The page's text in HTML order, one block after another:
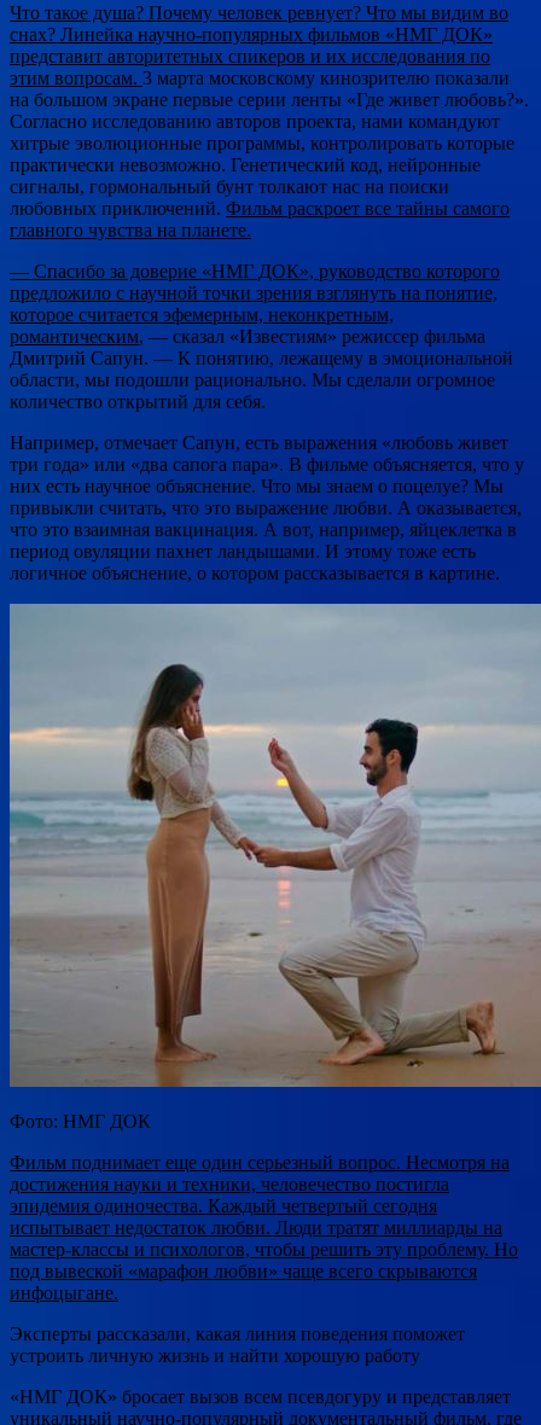
Что такое душа? Почему человек ревнует? Что мы видим во
снах? Линейка научно-популярных фильмов «НМГ ДОК»
представит авторитетных спикеров и их исследования по
этим вопросам. 3 марта московскому кинозрителю показали
на большом экране первые серии ленты «Где живет любовь?».
Согласно исследованию авторов проекта, нами командуют
хитрые эволюционные программы, контролировать которые
практически невозможно. Генетический код, нейронные
сигналы, гормональный бунт толкают нас на поиски
любовных приключений. Фильм раскроет все тайны самого
главного чувства на планете.
— Спасибо за доверие «НМГ ДОК», руководство которого
предложило с научной точки зрения взглянуть на понятие,
которое считается эфемерным, неконкретным,
романтическим, — сказал «Известиям» режиссер фильма
Дмитрий Сапун. — К понятию, лежащему в эмоциональной
области, мы подошли рационально. Мы сделали огромное
количество открытий для себя.
Например, отмечает Сапун, есть выражения «любовь живет
три года» или «два сапога пара». В фильме объясняется, что у
них есть научное объяснение. Что мы знаем о поцелуе? Мы
привыкли считать, что это выражение любви. А оказывается,
что это взаимная вакцинация. А вот, например, яйцеклетка в
период овуляции пахнет ландышами. И этому тоже есть
логичное объяснение, о котором рассказывается в картине.
Фото: НМГ ДОК
Фильм поднимает еще один серьезный вопрос. Несмотря на
достижения науки и техники, человечество постигла
эпидемия одиночества. Каждый четвертый сегодня
испытывает недостаток любви. Люди тратят миллиарды на
мастер-классы и психологов, чтобы решить эту проблему. Но
под вывеской «марафон любви» чаще всего скрываются
инфоцыгане.
Эксперты рассказали, какая линия поведения поможет
устроить личную жизнь и найти хорошую работу
«НМГ ДОК» бросает вызов всем псевдогуру и представляет
уникальный научно-популярный документальный фильм, где